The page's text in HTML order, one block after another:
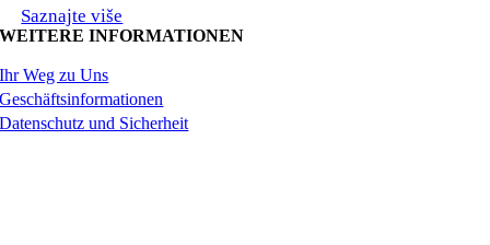
Saznajte više
WEITERE INFORMATIONEN
Ihr Weg zu Uns
Geschäftsinformationen
Datenschutz und Sicherheit